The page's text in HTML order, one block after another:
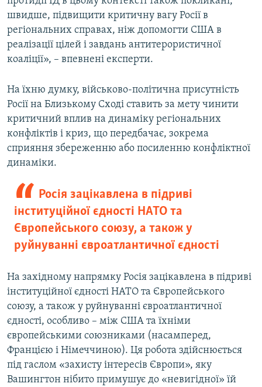
швидше, підвищити критичну вагу Росії в
регіональних справах, ніж допомогти США в
реалізації цілей і завдань антитерористичної
коаліції», – впевнені експерти.
На їхню думку, військово-політична присутність
Росії на Близькому Сході ставить за мету чинити
критичний вплив на динаміку регіональних
конфліктів і криз, що передбачає, зокрема
сприяння збереженню або посиленню конфліктної
динаміки.
Росія зацікавлена в підриві
інституційної єдності НАТО та
Європейського союзу, а також у
руйнуванні євроатлантичної єдності
На західному напрямку Росія зацікавлена в підриві
інституційної єдності НАТО та Європейського
союзу, а також у руйнуванні євроатлантичної
єдності, особливо – між США та їхніми
європейськими союзниками (насамперед,
Францією і Німеччиною). Ця робота здійснюється
під гаслом «захисту інтересів Європи», яку
Вашингтон нібито примушує до «невигідної» їй